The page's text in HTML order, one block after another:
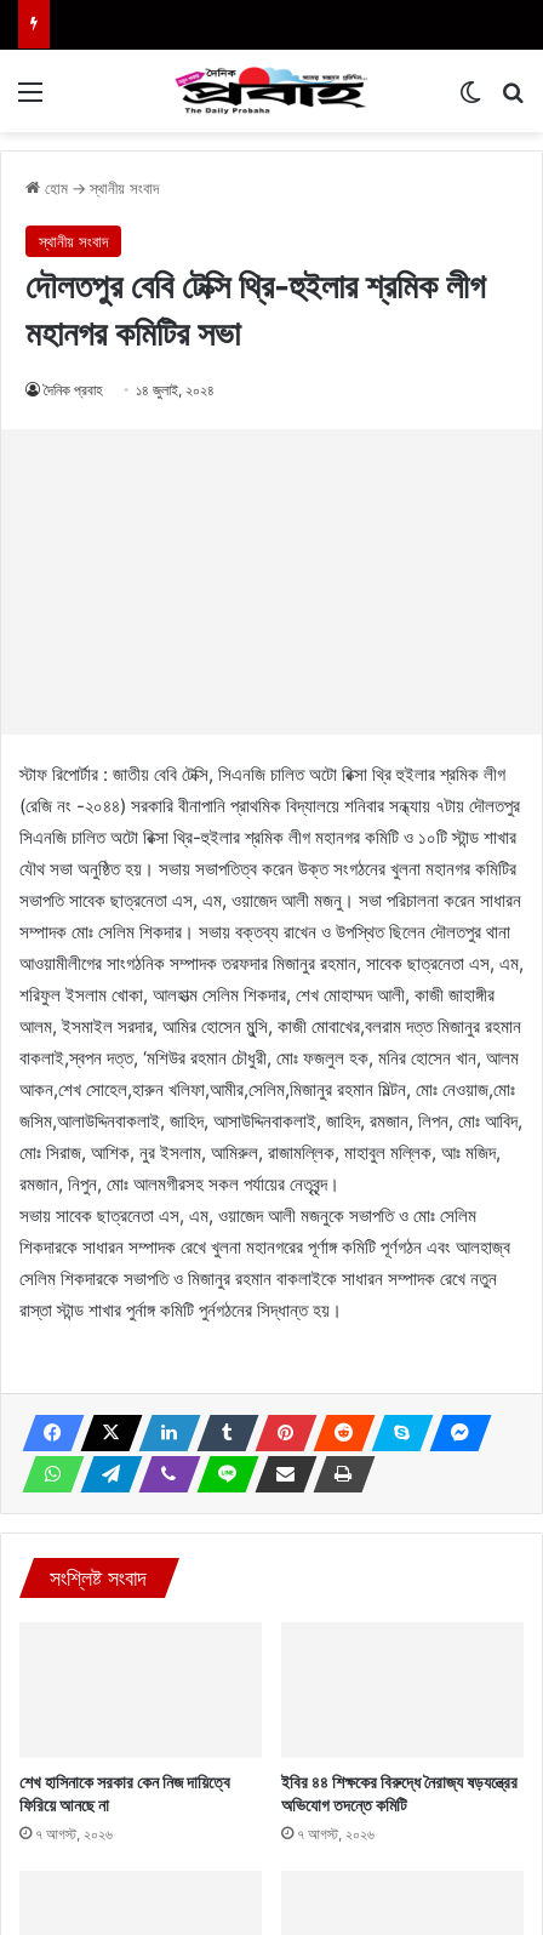
হোম → স্থানীয় সংবাদ
স্থানীয় সংবাদ
দৌলতপুর বেবি টেক্সি থ্রি-হুইলার শ্রমিক লীগ
মহানগর কমিটির সভা
দৈনিক প্রবাহ ১৪ জুলাই, ২০২৪
স্টাফ রিপোর্টার : জাতীয় বেবি টেক্সি, সিএনজি চালিত অটো রিক্সা থ্রি হুইলার শ্রমিক লীগ
(রেজি নং -২০৪৪) সরকারি বীনাপানি প্রাথমিক বিদ্যালয়ে শনিবার সন্ধ্যায় ৭টায় দৌলতপুর
সিএনজি চালিত অটো রিক্সা থ্রি-হুইলার শ্রমিক লীগ মহানগর কমিটি ও ১০টি স্টান্ড শাখার
যৌথ সভা অনুষ্ঠিত হয়। সভায় সভাপতিত্ব করেন উক্ত সংগঠনের খুলনা মহানগর কমিটির
সভাপতি সাবেক ছাত্রনেতা এস, এম, ওয়াজেদ আলী মজনু। সভা পরিচালনা করেন সাধারন
সম্পাদক মোঃ সেলিম শিকদার। সভায় বক্তব্য রাখেন ও উপস্থিত ছিলেন দৌলতপুর থানা
আওয়ামীলীগের সাংগঠনিক সম্পাদক তরফদার মিজানুর রহমান, সাবেক ছাত্রনেতা এস, এম,
শরিফুল ইসলাম খোকা, আলহাত্ম সেলিম শিকদার, শেখ মোহাম্মদ আলী, কাজী জাহাঙ্গীর
আলম, ইসমাইল সরদার, আমির হোসেন মুন্সি, কাজী মোবাখের,বলরাম দত্ত মিজানুর রহমান
বাকলাই,স্বপন দত্ত, ‘মশিউর রহমান চৌধুরী, মোঃ ফজলুল হক, মনির হোসেন খান, আলম
আকন,শেখ সোহেল,হারুন খলিফা,আমীর,সেলিম,মিজানুর রহমান মিল্টন, মোঃ নেওয়াজ,মোঃ
জসিম,আলাউদ্দিনবাকলাই, জাহিদ, আসাউদ্দিনবাকলাই, জাহিদ, রমজান, লিপন, মোঃ আবিদ,
মোঃ সিরাজ, আশিক, নুর ইসলাম, আমিরুল, রাজামল্লিক, মাহাবুল মল্লিক, আঃ মজিদ,
রমজান, নিপুন, মোঃ আলমগীরসহ সকল পর্যায়ের নেতৃবৃন্দ।
সভায় সাবেক ছাত্রনেতা এস, এম, ওয়াজেদ আলী মজনুকে সভাপতি ও মোঃ সেলিম
শিকদারকে সাধারন সম্পাদক রেখে খুলনা মহানগরের পূর্ণাঙ্গ কমিটি পূর্ণগঠন এবং আলহাজ্ব
সেলিম শিকদারকে সভাপতি ও মিজানুর রহমান বাকলাইকে সাধারন সম্পাদক রেখে নতুন
রাস্তা স্টান্ড শাখার পুর্নাঙ্গ কমিটি পুর্নগঠনের সিদ্ধান্ত হয়।
সংশ্লিষ্ট সংবাদ
শেখ হাসিনাকে সরকার কেন নিজ দায়িত্বে
ফিরিয়ে আনছে না
৭ আগস্ট, ২০২৬
ইবির ৪৪ শিক্ষকের বিরুদ্ধে নৈরাজ্য ষড়যন্ত্রের
অভিযোগ তদন্তে কমিটি
৭ আগস্ট, ২০২৬